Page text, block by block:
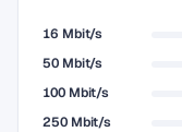
16 Mbit/s
50 Mbit/s
100 Mbit/s
250 Mbit/s